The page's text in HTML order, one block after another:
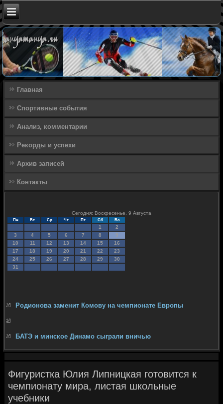
Главная
Спортивные события
Анализ, комментарии
Рекорды и успехи
Архив записей
Контакты
Сегодня: Воскресенье, 9 Августа
Пн Вт Ср Чт Пт Сб Вс
1
2
3
4 5 6 7 8
9
10
11 12 13 14 15
16
17
18 19 20 21 22
23
24
25 26 27 28 29
30
31
Родионова заменит Комову на чемпионате Европы
БАТЭ и минское Динамо сыграли вничью
Фигуристка Юлия Липницкая готовится к
чемпионату мира, листая школьные
учебники